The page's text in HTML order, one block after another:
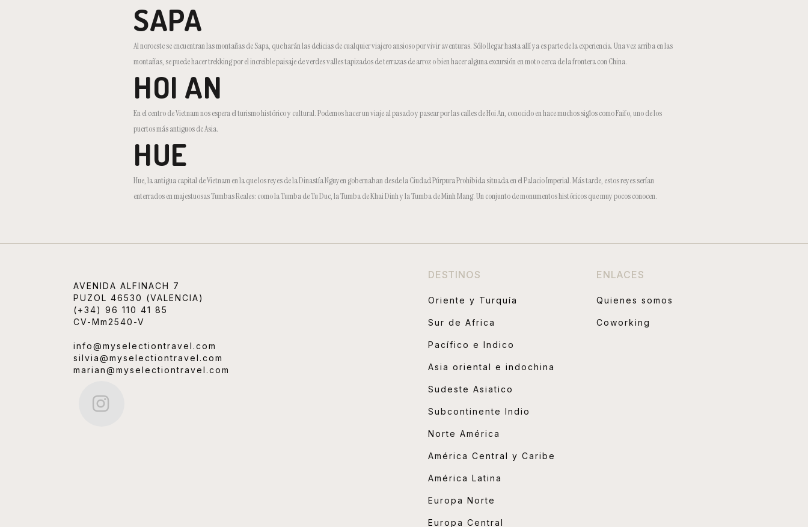
SAPA
Al noroeste se encuentran las montañas de Sapa, que harán las delicias de cualquier viajero ansioso por vivir aventuras. Sólo llegar hasta allí ya es parte de la experiencia. Una vez arriba en las
montañas, se puede hacer trekking por el increible paisaje de verdes valles tapizados de terrazas de arroz o bien hacer alguna excursión en moto cerca de la frontera con China.
HOI AN
En el centro de Vietnam nos espera el turismo histórico y cultural. Podemos hacer un viaje al pasado y pasear por las calles de Hoi An, conocido en hace muchos siglos como Faifo, uno de los
puertos más antiguos de Asia.
HUE
Hue, la antigua capital de Vietnam en la que los reyes de la Dinastía Nguyen gobernaban desde la Ciudad Púrpura Prohibida situada en el Palacio Imperial. Más tarde, estos reyes serían
enterrados en majestuosas Tumbas Reales: como la Tumba de Tu Duc, la Tumba de Khai Dinh y la Tumba de Minh Mang. Un conjunto de monumentos históricos que muy pocos conocen.
AVENIDA ALFINACH 7
PUZOL 46530 (VALENCIA)
(+34) 96 110 41 85
CV-Mm2540-V
info@myselectiontravel.com
silvia@myselectiontravel.com
marian@myselectiontravel.com
DESTINOS
Oriente y Turquía
Sur de Africa
Pacífico e Indico
Asia oriental e indochina
Sudeste Asiatico
Subcontinente Indio
Norte América
América Central y Caribe
América Latina
Europa Norte
Europa Central
ENLACES
Quienes somos
Coworking